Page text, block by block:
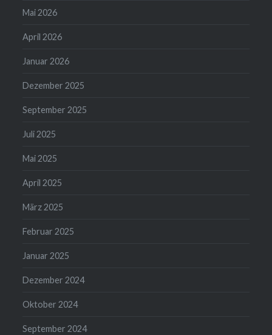
Mai 2026
April 2026
Januar 2026
Dezember 2025
September 2025
Juli 2025
Mai 2025
April 2025
März 2025
Februar 2025
Januar 2025
Dezember 2024
Oktober 2024
September 2024